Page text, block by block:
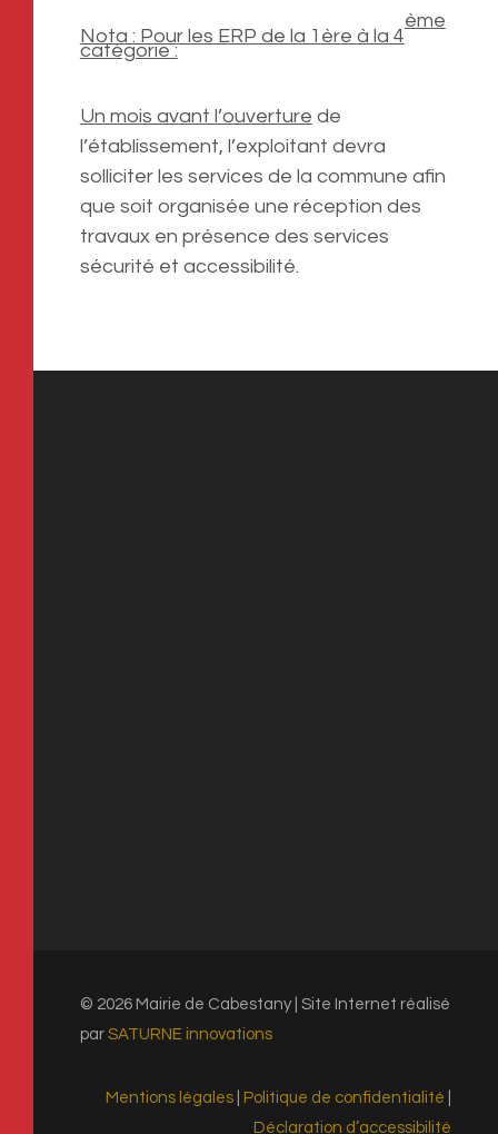
Nota : Pour les ERP de la 1ère à la 4
ème
catégorie :
Un mois avant l’ouverture de
l’établissement, l’exploitant devra
solliciter les services de la commune afin
que soit organisée une réception des
travaux en présence des services
sécurité et accessibilité.
© 2026 Mairie de Cabestany | Site Internet réalisé
par SATURNE innovations
Mentions légales Politique de confidentialité
Déclaration d’accessibilité